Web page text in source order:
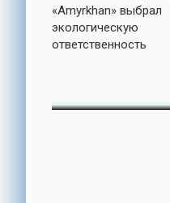
«Amyrkhan» выбрал
экологическую
ответственность